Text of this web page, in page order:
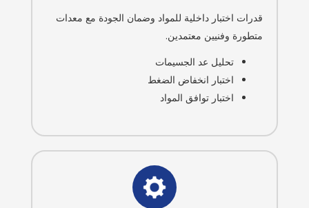
قدرات اختبار داخلية للمواد وضمان الجودة مع معدات
متطورة وفنيين معتمدين.
تحليل عد الجسيمات
اختبار انخفاض الضغط
اختبار توافق المواد